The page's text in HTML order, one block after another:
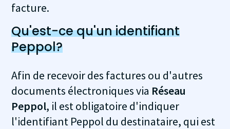
facture.
Qu'est-ce qu'un identifiant
Peppol?
Afin de recevoir des factures ou d'autres
documents électroniques via Réseau
Peppol, il est obligatoire d'indiquer
l'identifiant Peppol du destinataire, qui est